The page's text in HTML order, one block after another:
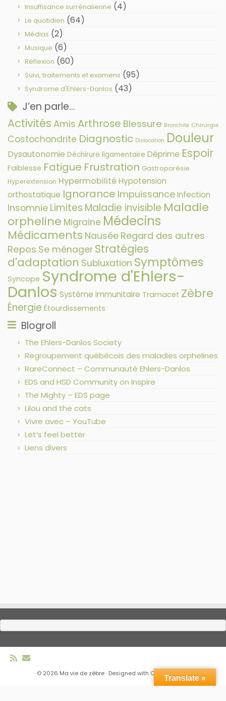
Insuffisance surrénalienne (4)
Le quotidien (64)
Médias (2)
Musique (6)
Réflexion (60)
Suivi, traitements et examens (95)
Syndrome d'Ehlers-Danlos (43)
J’en parle…
Activités Amis Arthrose Blessure Bronchite Chirurgie
Costochondrite Diagnostic Dislocation Douleur
Dysautonomie Déchirure ligamentaire Déprime Espoir
Faiblesse Fatigue Frustration Gastroparésie
Hyperextension HypermobilitéHypotension
orthostatique Ignorance ImpuissanceInfection
Insomnie Limites Maladie invisible Maladie
orpheline Migraine Médecins
Médicaments Nausée Regard des autres
Repos Se ménager Stratégies
d'adaptation Subluxation Symptômes
Syncope Syndrome d'Ehlers-
Danlos Système immunitaire Tramacet Zèbre
Énergie Étourdissements
Blogroll
The Ehlers-Danlos Society
Regroupement québécois des maladies orphelines
RareConnect – Communauté Ehlers-Danlos
EDS and HSD Community on Inspire
The Mighty – EDS page
Lilou and the cats
Vivre avec – YouTube
Let’s feel better
Liens divers
· © 2026 Ma vie de zèbre· Designed with Customizr Pro
Translate »